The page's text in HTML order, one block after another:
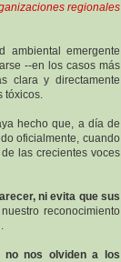
regionales
ambiental emergente
--en los casos más
clara y directamente
tóxicos.
hecho que, a día de
oficialmente, cuando
las crecientes voces
ni evita que sus
reconocimiento
no nos olviden a los